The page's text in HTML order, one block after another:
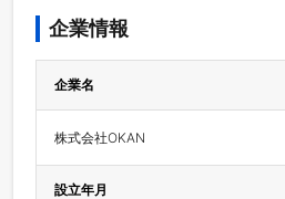
企業情報
企業名
株式会社OKAN
設立年月